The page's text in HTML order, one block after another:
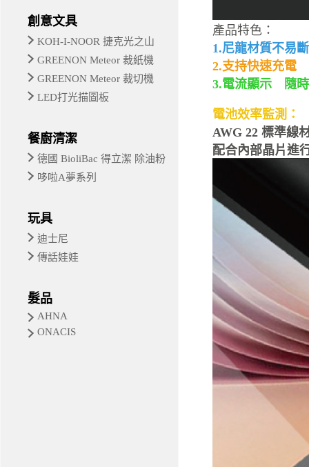
創意文具
KOH-I-NOOR 捷克光之山
GREENON Meteor 裁紙機
GREENON Meteor 裁切機
LED打光描圖板
餐廚清潔
德國 BioliBac 得立潔 除油粉
哆啦A夢系列
玩具
迪士尼
傳話娃娃
髮品
AHNA
ONACIS
產品特色：
1.尼龍材質不易
2.支持快速充電
3.電流顯示 隨時
電池效率監測：
AWG 22 標準線
配合內部晶片進